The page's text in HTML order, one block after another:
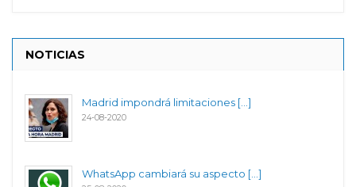
NOTICIAS
Madrid impondrá limitaciones [...]
24-08-2020
WhatsApp cambiará su aspecto [...]